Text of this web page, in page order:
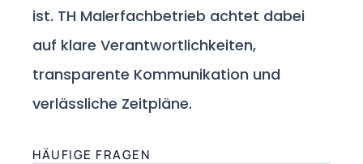
ist. TH Malerfachbetrieb achtet dabei
auf klare Verantwortlichkeiten,
transparente Kommunikation und
verlässliche Zeitpläne.
HÄUFIGE FRAGEN